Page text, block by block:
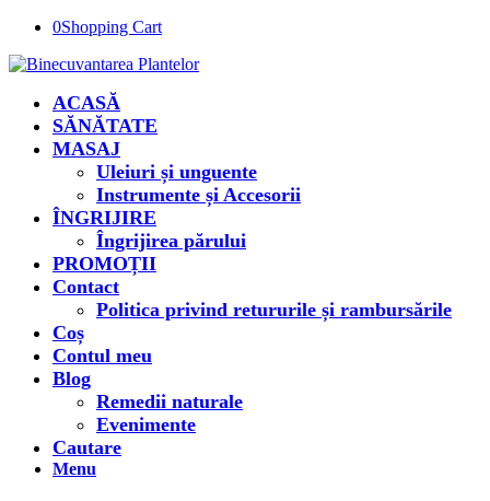
0Shopping Cart
ACASĂ
SĂNĂTATE
MASAJ
Uleiuri și unguente
Instrumente și Accesorii
ÎNGRIJIRE
Îngrijirea părului
PROMOȚII
Contact
Politica privind retururile și rambursările
Coș
Contul meu
Blog
Remedii naturale
Evenimente
Cautare
Menu